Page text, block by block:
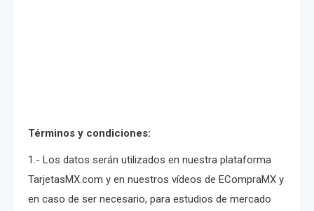
Términos y condiciones:
1.- Los datos serán utilizados en nuestra plataforma
TarjetasMX.com y en nuestros vídeos de ECompraMX y
en caso de ser necesario, para estudios de mercado